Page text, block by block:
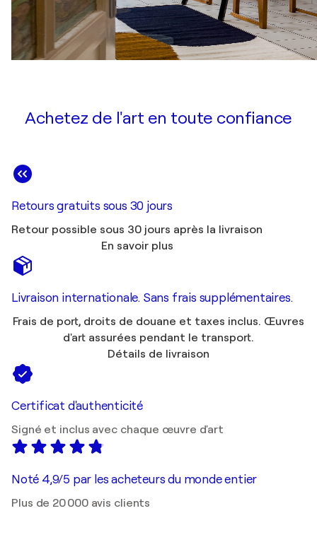
Achetez de l'art en toute confiance
Retours gratuits sous 30 jours
Retour possible sous 30 jours après la livraison
En savoir plus
Livraison internationale. Sans frais supplémentaires.
Frais de port, droits de douane et taxes inclus. Œuvres
d'art assurées pendant le transport.
Détails de livraison
Certificat d'authenticité
Signé et inclus avec chaque œuvre d'art
Noté 4,9/5 par les acheteurs du monde entier
Plus de 20 000 avis clients